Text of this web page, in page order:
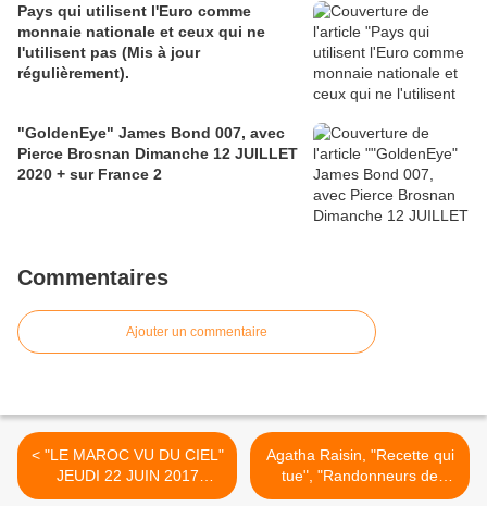
Pays qui utilisent l'Euro comme
monnaie nationale et ceux qui ne
l'utilisent pas (Mis à jour
régulièrement).
"GoldenEye" James Bond 007, avec
Pierce Brosnan Dimanche 12 JUILLET
2020 + sur France 2
Commentaires
Ajouter un commentaire
< "LE MAROC VU DU CIEL"
JEUDI 22 JUIN 2017
[REPLAY] FRANCE 2
Agatha Raisin, "Recette qui
tue", "Randonneurs de
Dembley" "Cloches